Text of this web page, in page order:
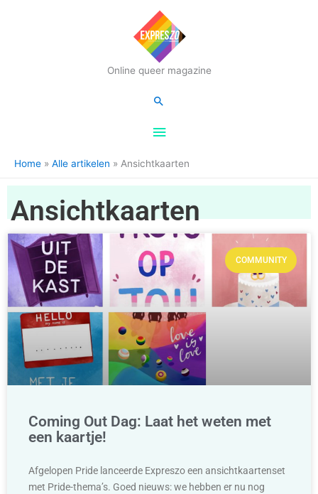
Online queer magazine
Hoofdmenu
Zoeken
Home Alle artikelen Ansichtkaarten
Ansichtkaarten
COMMUNITY
Coming Out Dag: Laat het weten met
een kaartje!
Afgelopen Pride lanceerde Expreszo een ansichtkaartenset
met Pride-thema’s. Goed nieuws: we hebben er nu nog